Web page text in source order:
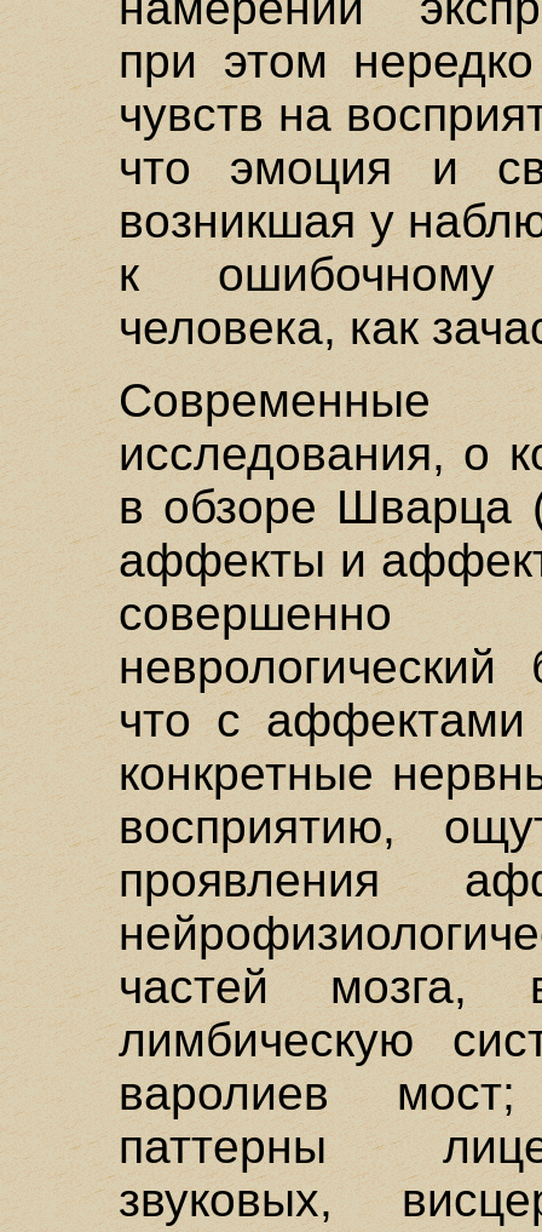
при этом
чувств на
что эмоция и
возникшая у
к ошибочному
человека, как
Современные
исследования, о
в обзоре Шварца
аффекты и
что с аффектами
конкретные
восприятию,
проявления
частей мозга,
лимбическую
варолиев
паттерны
звуковых,